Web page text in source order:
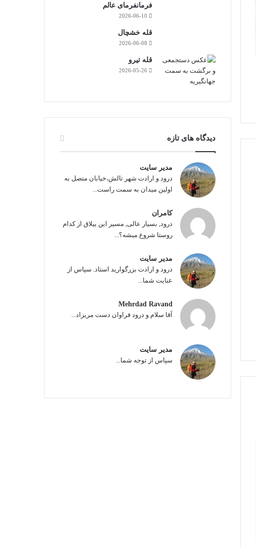
فرمانفرمای عالم
2026-06-10
قله خشچال
2026-06-08
قله تیرو
2026-05-26
دیدگاه های تازه
مدیر سایت
درود و ارادت شهر تالش،خیابان متصل به
اولین میدان به سمت راست...
کامران
درود, بسیار عالی, مسیر این ییلاق از کدام
روستا شروع میشه؟...
مدیر سایت
درود و ارادت بزرگوارید استاد. سپاس از
عنایت شما...
Mehrdad Ravand
آقا سلام و درود فراوان دست مریزاد...
مدیر سایت
سپاس از توجه شما...